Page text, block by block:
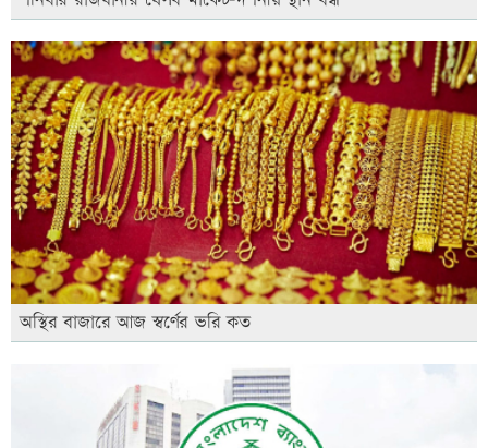
অস্থির বাজারে আজ স্বর্ণের ভরি কত